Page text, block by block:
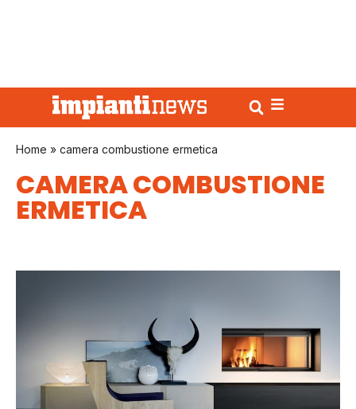
Home » camera combustione ermetica
CAMERA COMBUSTIONE
ERMETICA